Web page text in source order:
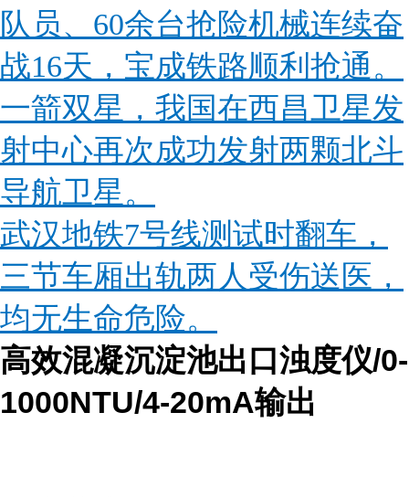
队员、60余台抢险机械连续奋
战16天，宝成铁路顺利抢通。
一箭双星，我国在西昌卫星发
射中心再次成功发射两颗北斗
导航卫星。
武汉地铁7号线测试时翻车，
三节车厢出轨两人受伤送医，
均无生命危险。
高效混凝沉淀池出口浊度仪/0-
1000NTU/4-20mA输出